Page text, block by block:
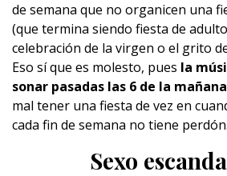
de semana que no organicen una
(que termina siendo fiesta de
celebración de la virgen o el grito
Eso sí que es molesto, pues la
sonar pasadas las 6 de la mañana
mal tener una fiesta de vez en
cada fin de semana no tiene perdón.
Sexo